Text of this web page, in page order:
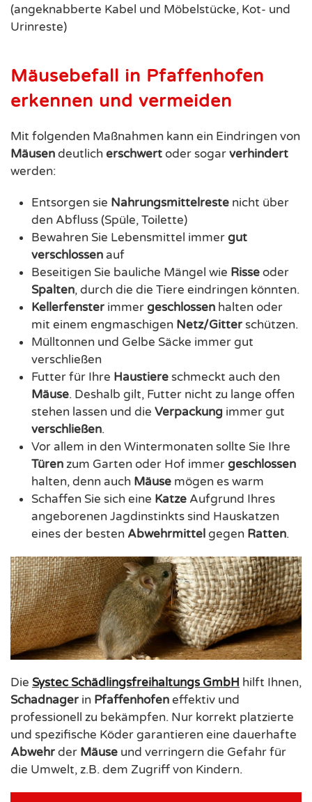
(angeknabberte Kabel und Möbelstücke, Kot- und
Urinreste)
Mäusebefall in Pfaffenhofen
erkennen und vermeiden
Mit folgenden Maßnahmen kann ein Eindringen von
Mäusendeutlich erschwertoder sogarverhindert
werden:
Entsorgen sie Nahrungsmittelreste nicht über
den Abfluss (Spüle, Toilette)
Bewahren Sie Lebensmittel immergut
verschlossenauf
Beseitigen Sie bauliche Mängel wie Risseoder
Spalten, durch die die Tiere eindringen könnten.
Kellerfenster immergeschlossen halten oder
mit einem engmaschigen Netz/Gitterschützen.
Mülltonnen und Gelbe Säcke immer gut
verschließen
Futter für Ihre Haustiereschmeckt auch den
Mäuse. Deshalb gilt, Futter nicht zu lange offen
stehen lassen und die Verpackung immer gut
verschließen.
Vor allem in den Wintermonaten sollte Sie Ihre
Türenzum Garten oder Hof immergeschlossen
halten, denn auch Mäuse mögen es warm
Schaffen Sie sich eine Katze Aufgrund Ihres
angeborenen Jagdinstinkts sind Hauskatzen
eines der besten Abwehrmittelgegen Ratten.
Die Systec Schädlingsfreihaltungs GmbH hilft Ihnen,
Schadnager in Pfaffenhofeneffektiv und
professionell zu bekämpfen. Nur korrekt platzierte
und spezifische Köder garantieren eine dauerhafte
Abwehrder Mäuse und verringern die Gefahr für
die Umwelt, z.B. dem Zugriff von Kindern.